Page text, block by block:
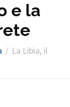
e la
La Libia, il